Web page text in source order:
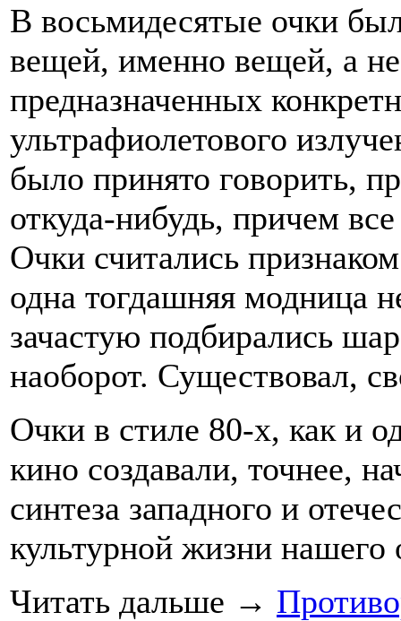
В восьмидесятые очки
вещей, именно вещей, а
предназначенных
ультрафиолетового
было принято говорить,
откуда-нибудь, причем
Очки считались
одна тогдашняя модница
зачастую подбирались
наоборот. Существовал,
Очки в стиле 80-х, как и
кино создавали, точнее,
синтеза западного и
культурной жизни нашего
Читать дальше →